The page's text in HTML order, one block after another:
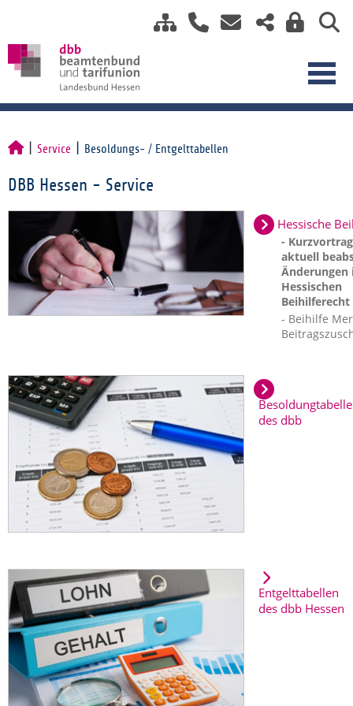
Service Besoldungs- / Entgelttabellen
DBB Hessen - Service
Hessische
-
aktuell
Änderungen
Hessischen
Beihilferecht
- Beihilfe
des dbb
Entgelttabellen
des dbb Hessen